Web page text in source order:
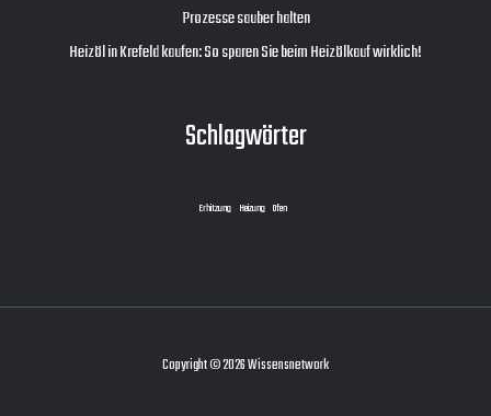
Prozesse sauber halten
Heizöl in Krefeld kaufen: So sparen Sie beim Heizölkauf wirklich!
Schlagwörter
Erhitzung Heizung Ofen
Copyright © 2026 Wissensnetwork